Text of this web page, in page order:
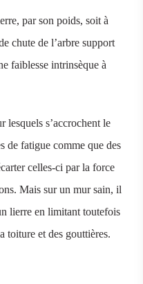
par son poids, soit à
chute de l’arbre support
faiblesse intrinsèque à
lesquels s’accrochent le
de fatigue comme que des
celles-ci par la force
Mais sur un mur sain, il
lierre en limitant toutefois
toiture et des gouttières.